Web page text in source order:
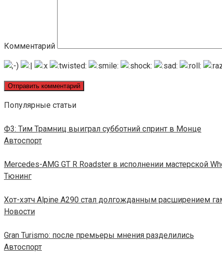
Комментарий
Популярные статьи
Ф3: Тим Трамниц выиграл субботний спринт в Монце
Автоспорт
Mercedes-AMG GT R Roadster в исполнении мастерской
Тюнинг
Хот-хэтч Alpine A290 стал долгожданным расширением
Новости
Gran Turismo: после премьеры мнения разделились
Автоспорт